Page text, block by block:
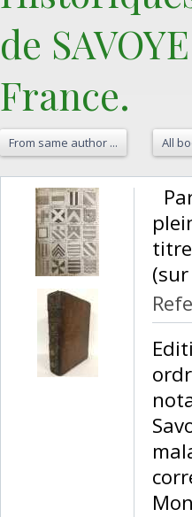
de
France.‎
From same author ... All
(sur